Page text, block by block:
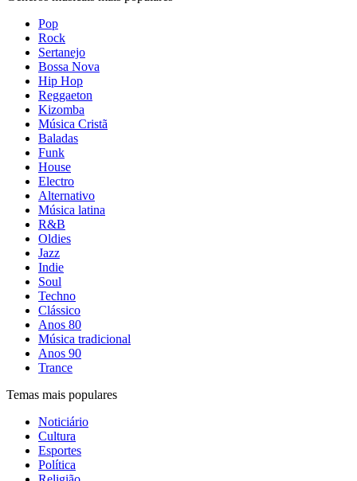
Pop
Rock
Sertanejo
Bossa Nova
Hip Hop
Reggaeton
Kizomba
Música Cristã
Baladas
Funk
House
Electro
Alternativo
Música latina
R&B
Oldies
Jazz
Indie
Soul
Techno
Clássico
Anos 80
Música tradicional
Anos 90
Trance
Temas mais populares
Noticiário
Cultura
Esportes
Política